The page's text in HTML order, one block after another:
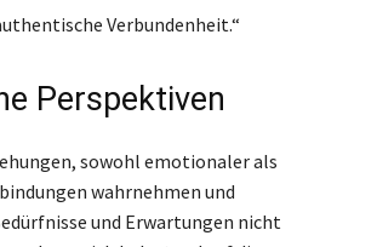
Verbundenheit.“
Perspektiven
sowohl emotionaler als
wahrnehmen und
und Erwartungen nicht